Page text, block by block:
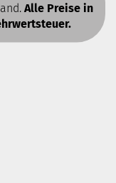
Alle Preise in